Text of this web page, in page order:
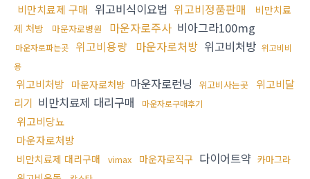
비만치료제 구매 위고비식이요법 위고비정품판매
비만치료
제 처방
마운자로병원 마운자로주사 비아그라100mg
마운자로파는곳 위고비용량 마운자로처방 위고비처방 위고비비
용
위고비처방 마운자로처방 마운자로런닝 위고비사는곳
위고비달
리기 비만치료제 대리구매 마운자로구매후기
위고비당뇨
마운자로처방
비만치료제 대리구매 vimax 마운자로직구 다이어트약 카마그라